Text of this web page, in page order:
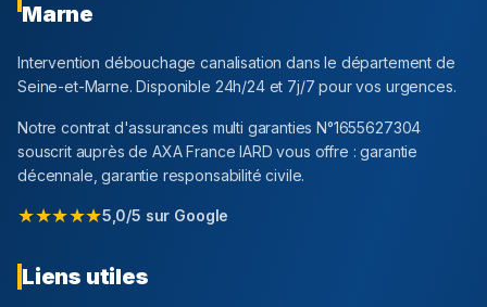
Marne
Intervention débouchage canalisation dans le département de
Seine-et-Marne. Disponible 24h/24 et 7j/7 pour vos urgences.
Notre contrat d'assurances multi garanties N°1655627304
souscrit auprès de AXA France IARD vous offre : garantie
décennale, garantie responsabilité civile.
★★★★★5,0/5 sur Google
Liens utiles